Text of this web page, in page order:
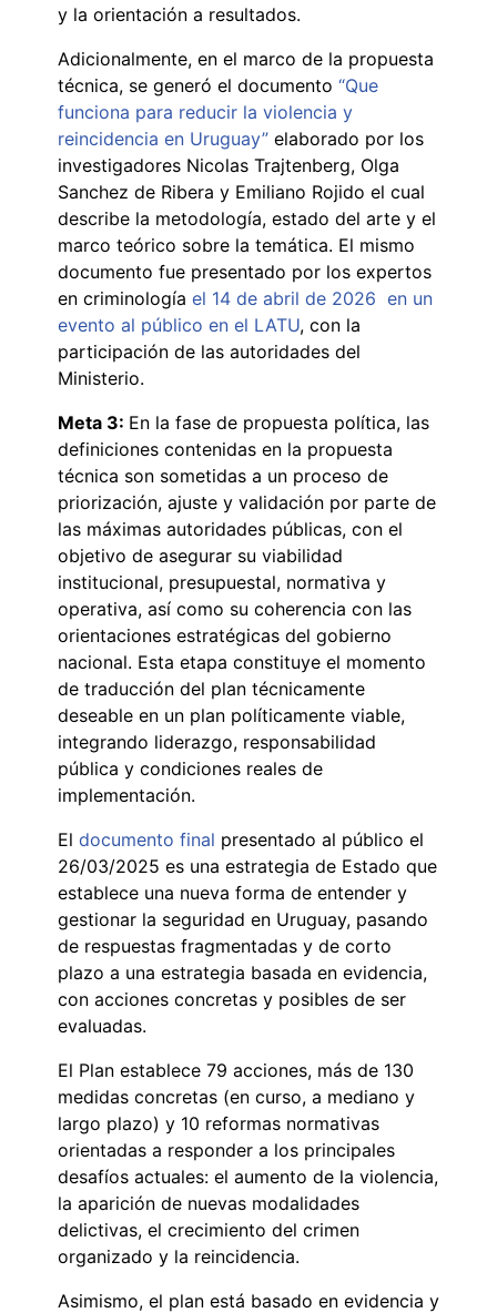
y la orientación a resultados.
Adicionalmente, en el marco de la propuesta
técnica, se generó el documento “Que
funciona para reducir la violencia y
reincidencia en Uruguay” elaborado por los
investigadores Nicolas Trajtenberg, Olga
Sanchez de Ribera y Emiliano Rojido el cual
describe la metodología, estado del arte y el
marco teórico sobre la temática. El mismo
documento fue presentado por los expertos
en criminología el 14 de abril de 2026 en un
evento al público en el LATU, con la
participación de las autoridades del
Ministerio.
Meta 3: En la fase de propuesta política, las
definiciones contenidas en la propuesta
técnica son sometidas a un proceso de
priorización, ajuste y validación por parte de
las máximas autoridades públicas, con el
objetivo de asegurar su viabilidad
institucional, presupuestal, normativa y
operativa, así como su coherencia con las
orientaciones estratégicas del gobierno
nacional. Esta etapa constituye el momento
de traducción del plan técnicamente
deseable en un plan políticamente viable,
integrando liderazgo, responsabilidad
pública y condiciones reales de
implementación.
El documento final presentado al público el
26/03/2025 es una estrategia de Estado que
establece una nueva forma de entender y
gestionar la seguridad en Uruguay, pasando
de respuestas fragmentadas y de corto
plazo a una estrategia basada en evidencia,
con acciones concretas y posibles de ser
evaluadas.
El Plan establece 79 acciones, más de 130
medidas concretas (en curso, a mediano y
largo plazo) y 10 reformas normativas
orientadas a responder a los principales
desafíos actuales: el aumento de la violencia,
la aparición de nuevas modalidades
delictivas, el crecimiento del crimen
organizado y la reincidencia.
Asimismo, el plan está basado en evidencia y